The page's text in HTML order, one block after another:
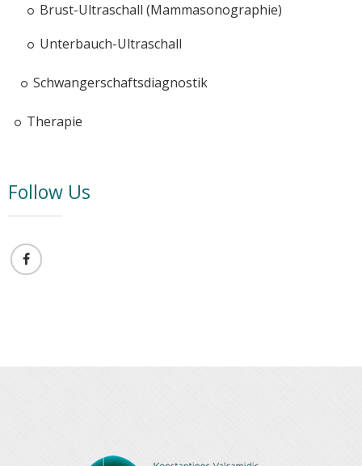
Brust-Ultraschall (Mammasonographie)
Unterbauch-Ultraschall
Schwangerschaftsdiagnostik
Therapie
Follow Us